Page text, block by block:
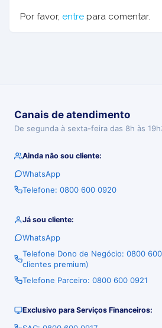
Por favor, entre para comentar.
Canais de atendimento
De segunda à sexta-feira das 8h às
Ainda não sou cliente:
WhatsApp
Telefone: 0800 600 0920
Já sou cliente:
WhatsApp
Telefone Dono de Negócio: 0800
clientes premium)
Telefone Parceiro: 0800 600 0921
Exclusivo para Serviços Financeiros: